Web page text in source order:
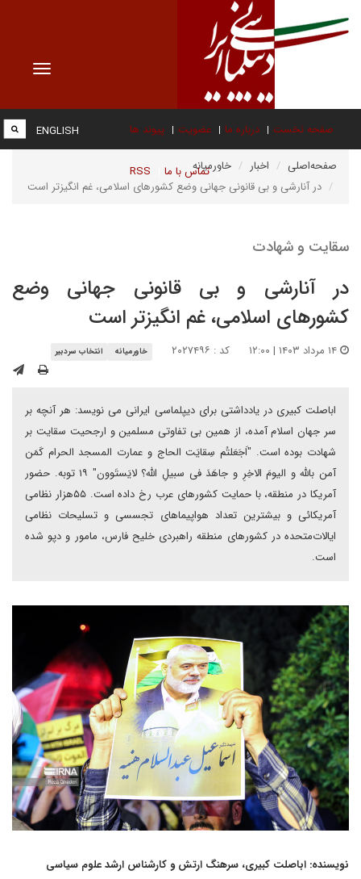
Toggle
صفحه نخست درباره ما عضویت پیوند ها
تماس با ما RSS
ENGLISH
صفحه‌اصلی اخبار
خاورمیانه
در آنارشی و بی قانونی جهانی وضع کشورهای اسلامی، غم انگیزتر است
سقایت و شهادت
در آنارشی و بی قانونی جهانی وضع
کشورهای اسلامی، غم انگیزتر است
کد : ۲۰۲۷۴۹۶ خاورمیانه انتخاب سردبیر
اباصلت کبیری در یادداشتی برای دیپلماسی ایرانی می نویسد: هر آنچه بر
سر جهان اسلام آمده، از همین بی تفاوتی مسلمین و ارجحیت سقایت بر
شهادت بوده است‌. "اَجَعَلتُم سِقایَت الحاج و عمارت المسجد الحرام کَمَن
آمن بالله و الیومَ الاخِرِ و جاهَدَ فی سبیلِ الله؟ لایَستَوون" ۱۹ توبه. حضور
آمریکا در منطقه، با حمایت کشورهای عرب رخ داده است. ۵۵هزار نظامی
آمریکائی و بیشترین تعداد هواپیماهای تجسسی و تسلیحات نظامی
ایالات‌متحده در کشورهای منطقه‌ راهبردی خلیح فارس، مامور و دپو شده
است.
نویسنده: اباصلت کبیری، سرهنگ ارتش و کارشناس ارشد علوم سیاسی